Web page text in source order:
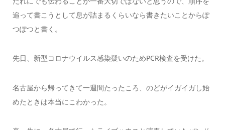
追って書こうとして息が詰まるくらいなら書きたいことからぽ
つぽつと書く。
先日、新型コロナウイルス感染疑いのためPCR検査を受けた。
名古屋から帰ってきて一週間たったころ、のどがイガイガし始
めたときは本当にこわかった。